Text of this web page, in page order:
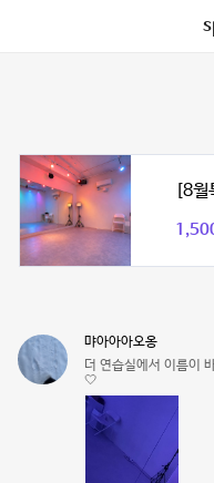
[8월
먀아아아오옹
더 연습실에서 이름이
🤍